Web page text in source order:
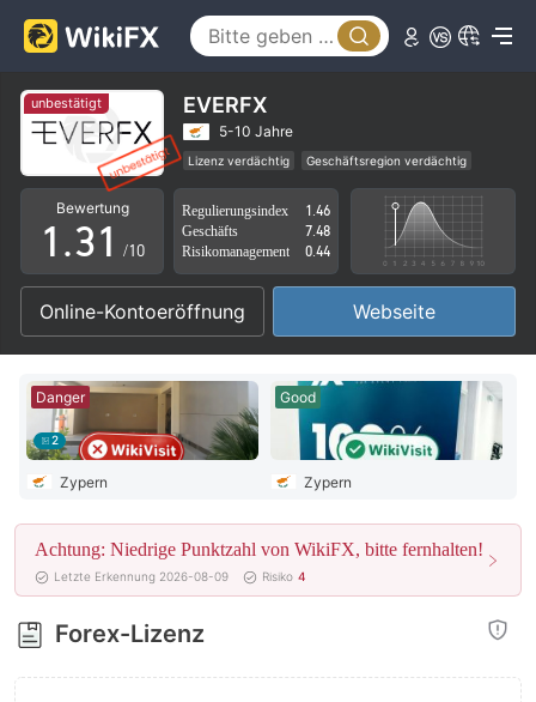
unbestätigt EVERFX
5-10 Jahre
Lizenz verdächtig
Geschäftsregion verdächtig
Hohes potenzielles Risiko
Bewertung
0
1
2
3
4
5
6
7
8
9
.
0
1
2
3
4
5
6
7
8
9
0
1
2
3
4
5
6
7
8
9
/10
Regulierungsindex
1.46
Geschäfts
7.48
Risikomanagement
0.44
Online-Kontoeröffnung Webseite
2
Danger
Zypern
Good
Zypern
Achtung: Niedrige Punktzahl von WikiFX, bitte fernhalten!
Letzte Erkennung 2026-08-09 Risiko 4
Forex-Lizenz